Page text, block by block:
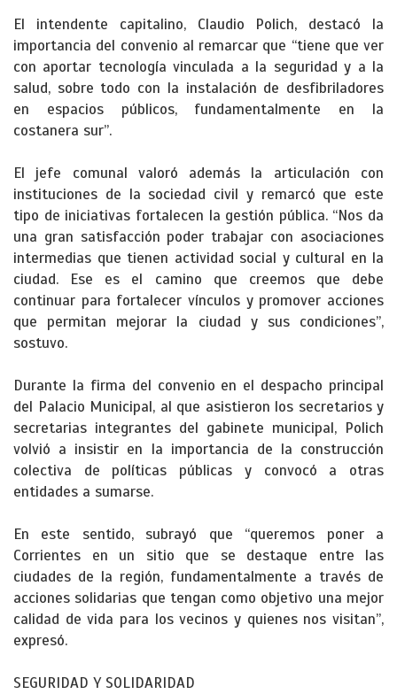
El intendente capitalino, Claudio Polich, destacó la
importancia del convenio al remarcar que “tiene que ver
con aportar tecnología vinculada a la seguridad y a la
salud, sobre todo con la instalación de desfibriladores
en espacios públicos, fundamentalmente en la
costanera sur”.
El jefe comunal valoró además la articulación con
instituciones de la sociedad civil y remarcó que este
tipo de iniciativas fortalecen la gestión pública. “Nos da
una gran satisfacción poder trabajar con asociaciones
intermedias que tienen actividad social y cultural en la
ciudad. Ese es el camino que creemos que debe
continuar para fortalecer vínculos y promover acciones
que permitan mejorar la ciudad y sus condiciones”,
sostuvo.
Durante la firma del convenio en el despacho principal
del Palacio Municipal, al que asistieron los secretarios y
secretarias integrantes del gabinete municipal, Polich
volvió a insistir en la importancia de la construcción
colectiva de políticas públicas y convocó a otras
entidades a sumarse.
En este sentido, subrayó que “queremos poner a
Corrientes en un sitio que se destaque entre las
ciudades de la región, fundamentalmente a través de
acciones solidarias que tengan como objetivo una mejor
calidad de vida para los vecinos y quienes nos visitan”,
expresó.
SEGURIDAD Y SOLIDARIDAD